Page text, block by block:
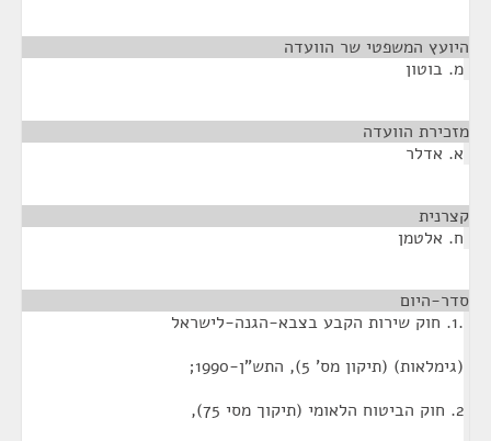
היועץ המשפטי שר הוועדה
מ. בוטון
מזכירת הוועדה
א. אדלר
קצרנית
ח. אלטמן
סדר-היום
.1. חוק שירות הקבע בצבא-הגנה-לישראל
(גימלאות) (תיקון מס' 5), התש"ן-1990;
2. חוק הביטוח הלאומי (תיקוך מסי 75),